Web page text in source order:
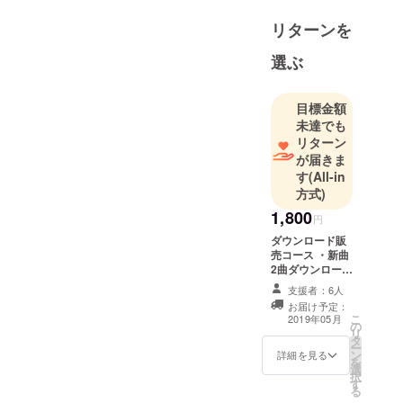
EK ）が始
動。 原宿サ
ンビスタ、
クロコダイ
ル、そして
まだ高校生
ながら、国
立音大の学
園祭に招か
れライブを
するなど勢
力的に活
動。 同年行
われた音楽
コンテスト
NHK ヤング
ミュージッ
クフェス
リターンを
選ぶ
目標金額
未達でも
リターン
が届きま
す(All-in
方式)
1,800円
ダウンロード販
売コース ・新曲
2曲ダウンロード
販売（ストレッ
チゴール次第で
曲数増加） ・過
去音源１曲ダウ
ンロード販売
（クラウドファ
支援者：6人
お届け予定：
2019年05月
詳細を見る
こ
の
リ
タ
ー
ン
を
選
択
す
る